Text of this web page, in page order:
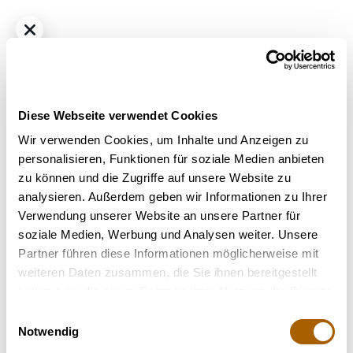
Diese Webseite verwendet Cookies
Wir verwenden Cookies, um Inhalte und Anzeigen zu
personalisieren, Funktionen für soziale Medien anbieten
zu können und die Zugriffe auf unsere Website zu
analysieren. Außerdem geben wir Informationen zu Ihrer
Verwendung unserer Website an unsere Partner für
soziale Medien, Werbung und Analysen weiter. Unsere
Partner führen diese Informationen möglicherweise mit
weiteren Daten zusammen, die Sie ihnen bereitgestellt
Notwendig
Hybrid - Sativa dominant THC22.4% CBD1%
Together Pharma KH 21/1 Karel's Haze
Bestrahlung: Unbestrahlt
Strain: Karel's Haze
Terpene: Beta-Caryophyllen, Beta-Myrcen, Limonen,
Hilft bei: Stress, Depressionen, Müdigkeit, Migräne,
Chronische Schmerzen